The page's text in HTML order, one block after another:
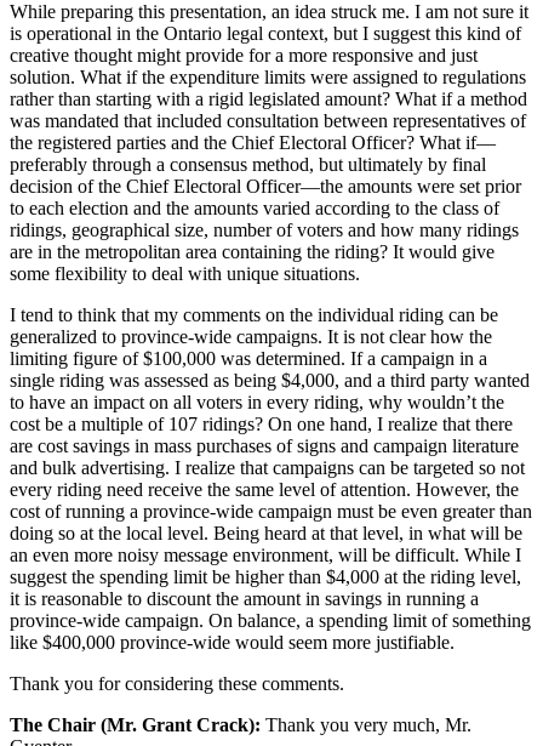
While preparing this presentation, an idea struck me. I am not sure it
is operational in the Ontario legal context, but I suggest this kind of
creative thought might provide for a more responsive and just
solution. What if the expenditure limits were assigned to regulations
rather than starting with a rigid legislated amount? What if a method
was mandated that included consultation between representatives of
the registered parties and the Chief Electoral Officer? What if—
preferably through a consensus method, but ultimately by final
decision of the Chief Electoral Officer—the amounts were set prior
to each election and the amounts varied according to the class of
ridings, geographical size, number of voters and how many ridings
are in the metropolitan area containing the riding? It would give
some flexibility to deal with unique situations.
I tend to think that my comments on the individual riding can be
generalized to province-wide campaigns. It is not clear how the
limiting figure of $100,000 was determined. If a campaign in a
single riding was assessed as being $4,000, and a third party wanted
to have an impact on all voters in every riding, why wouldn’t the
cost be a multiple of 107 ridings? On one hand, I realize that there
are cost savings in mass purchases of signs and campaign literature
and bulk advertising. I realize that campaigns can be targeted so not
every riding need receive the same level of attention. However, the
cost of running a province-wide campaign must be even greater than
doing so at the local level. Being heard at that level, in what will be
an even more noisy message environment, will be difficult. While I
suggest the spending limit be higher than $4,000 at the riding level,
it is reasonable to discount the amount in savings in running a
province-wide campaign. On balance, a spending limit of something
like $400,000 province-wide would seem more justifiable.
Thank you for considering these comments.
The Chair (Mr. Grant Crack): Thank you very much, Mr.